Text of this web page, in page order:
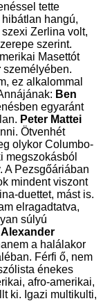
tette
hangú,
Zerlina volt,
szerint.
Masettót
személyében.
ez alkalommal
Ben
egyaránt
Peter Mattei
Ötvenhét
olykor Columbo-
megszokásból
A Pezsgőáriában
mindent viszont
duettet, mást is.
elragadtatva,
súlyú
Alexander
a halálakor
Férfi ő, nem
énekes
afro-amerikai,
ki. Igazi multikulti,